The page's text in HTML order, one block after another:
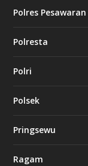
Polres Pesawaran
Polresta
Polri
Polsek
Pringsewu
Ragam